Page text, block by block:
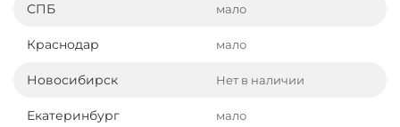
СПБ мало
Краснодар мало
Новосибирск Нет в наличии
Екатеринбург мало